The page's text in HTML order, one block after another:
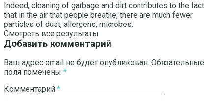
Смотреть все результаты
Indeed, cleaning of garbage and dirt contributes to the fact
that in the air that people breathe, there are much fewer
particles of dust, allergens, microbes.
Добавить комментарий
Ваш адрес email не будет опубликован. Обязательные
поля помечены *
Комментарий *